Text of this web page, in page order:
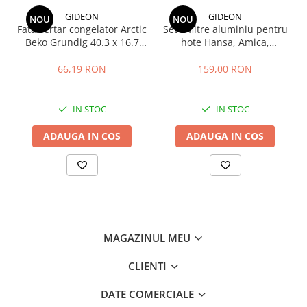
manevrare sigura.
Produs original Dyson, cod 969473-01.
NOU GIDEON
Fata sertar congelator Arctic
Beko Grundig 40.3 x 16.7
C00911422
66,19 RON
IN STOC
ADAUGA IN COS
NOU GIDEON
Set 2 filtre aluminiu pentru
hote Hansa, Amica,
filtru parte mobila,
159,00 RON
IN STOC
ADAUGA IN COS
MAGAZINUL MEU
CLIENTI
DATE COMERCIALE